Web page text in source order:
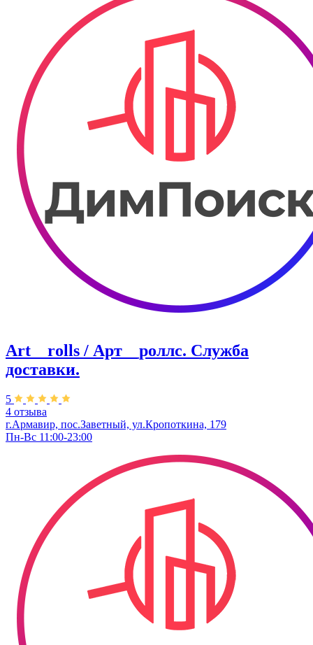
Art__rolls / Арт__роллс. Служба
доставки.
5
4 отзыва
г.Армавир, пос.Заветный, ул.Кропоткина, 179
Пн-Вс 11:00-23:00